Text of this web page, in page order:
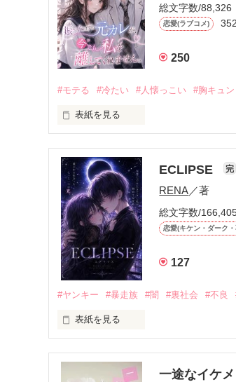
総文字数/88,326
恋愛(ラブコメ)
250
#モテる #冷たい #人懐っこい #胸キュン
表紙を見る
モテる人を好きになるのが怖かった。
だから私は、中学時代に大好きだった
もう会うことはないと思っていたの
高校生になって再会した彼は、隣の
他の女の子には冷たいのに
「澪ちゃん。」
それは止まっていた恋が再び動き始
ECLIPSE 完
RENA／著
総文字数/
恋愛(キケン・ダーク
127
#ヤンキー #暴走族 #闇 #裏社会 #不良
表紙を見る
一途なイケ